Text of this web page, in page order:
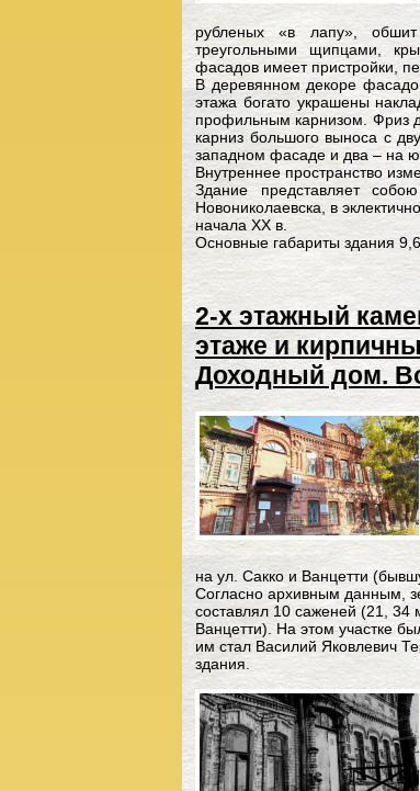
рубленых «в лапу»,
треугольными щипцами,
фасадов имеет пристройки,
В деревянном декоре
этажа богато украшены
профильным карнизом. Фриз
карниз большого выноса с
западном фасаде и два – на
Внутреннее пространство
Здание представляет
Новониколаевска, в
начала XX в.
Основные габариты здания
2-х этажный
этаже и
Доходный дом.
на ул. Сакко и Ванцетти
Согласно архивным данным,
составлял 10 саженей (21,
Ванцетти). На этом участке
им стал Василий Яковлевич
здания.